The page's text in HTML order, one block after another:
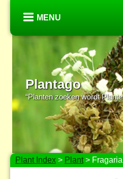
MENU
Plantago
“Planten zoeken wordt
Plant Index > Plant>